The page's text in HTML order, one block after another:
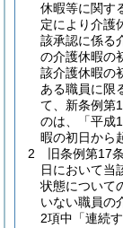
休暇等に関す
定により介護
該承認に係る
の介護休暇の
該介護休暇の
ある職員に限
て、新条例第
のは、「平成
暇の初日から
2
旧条例第17
日において当
状態について
いない職員の
2項中「連続